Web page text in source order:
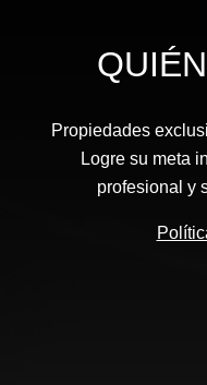
Propiedades
Logre su meta
profesional y